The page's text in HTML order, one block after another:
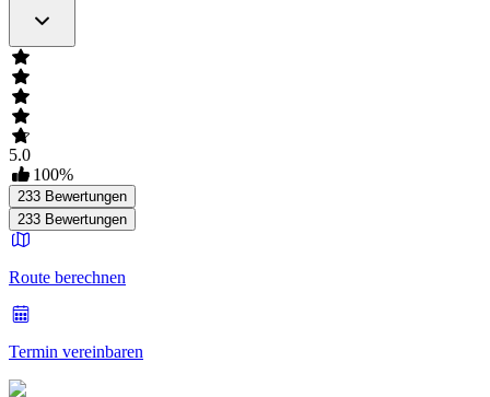
5.0
100%
233 Bewertungen
233 Bewertungen
Route berechnen
Termin vereinbaren